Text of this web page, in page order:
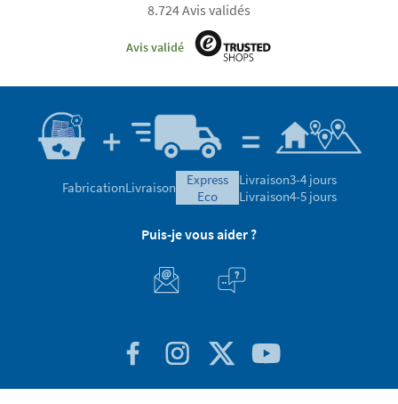
8.724 Avis validés
Avis validé
FabricationLivraison
express
eco
Livraison3-4 jours
Livraison4-5 jours
Puis-je vous aider ?